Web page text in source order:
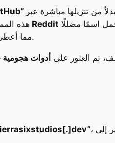
بدلاً من تنزيلها مباشرة عبر “Steam”.
هذه مستخدمو منصة Reddit
، مما أعطى انطباعًا بأنه مرتبط بأداة أمان رسمية من مايكروسوفت.
تم العثور على أدوات
، في خطوة تشير إلى